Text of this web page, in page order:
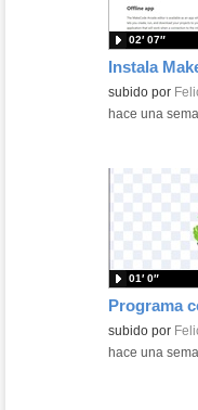
Contenido
subido por
02′ 07″
-hace una
Contenido
subido por
01′ 0″
-hace una